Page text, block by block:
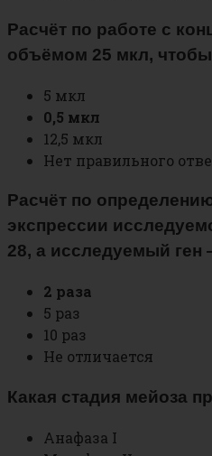
Расчёт по работе с
объёмом 25 мкл,
5 мкл
0,5 мкл
12,5 мкл
Нет правильного
Расчёт по
экспрессии
28, а исследуемый ген
2 раза
5 раз
10 раз
Не отличается
Какая стадия мейоза
Анафаза I